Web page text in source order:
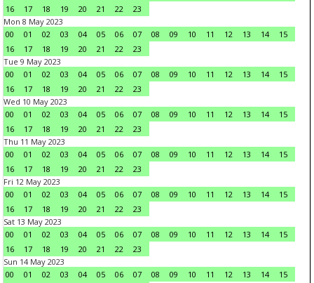
16
17 18 19 20 21 22
23
Mon 8 May 2023
00
01 02 03 04 05 06 07 08 09 10 11 12 13 14
15
16
17 18 19 20 21 22
23
Tue 9 May 2023
00
01 02 03 04 05 06 07 08 09 10 11 12 13 14
15
16
17 18 19 20 21 22
23
Wed 10 May 2023
00
01 02 03 04 05 06 07 08 09 10 11 12 13 14
15
16
17 18 19 20 21 22
23
Thu 11 May 2023
00
01 02 03 04 05 06 07 08 09 10 11 12 13 14
15
16
17 18 19 20 21 22
23
Fri 12 May 2023
00
01 02 03 04 05 06 07 08 09 10 11 12 13 14
15
16
17 18 19 20 21 22
23
Sat 13 May 2023
00
01 02 03 04 05 06 07 08 09 10 11 12 13 14
15
16
17 18 19 20 21 22
23
Sun 14 May 2023
00
01 02 03 04 05 06 07 08 09 10 11 12 13 14
15